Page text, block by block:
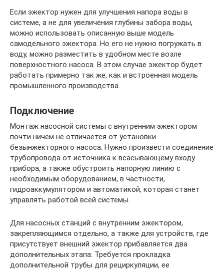
Если эжектор нужен для улучшения напора воды в
системе, а не для увеличения глубины забора воды,
можно использовать описанную выше модель
самодельного эжектора. Но его не нужно погружать в
воду, можно разместить в удобном месте возле
поверхностного насоса. В этом случае эжектор будет
работать примерно так же, как и встроенная модель
промышленного производства.
Подключение
Монтаж насосной системы с внутренним эжектором
почти ничем не отличается от установки
безынжекторного насоса. Нужно произвести соединение
трубопровода от источника к всасывающему входу
прибора, а также обустроить напорную линию с
необходимым оборудованием, в частности,
гидроаккумулятором и автоматикой, которая станет
управлять работой всей системы.
Для насосных станций с внутренним эжектором,
закрепляющимся отдельно, а также для устройств, где
присутствует внешний эжектор прибавляется два
дополнительных этапа: Требуется прокладка
дополнительной трубы для рециркуляции, ее